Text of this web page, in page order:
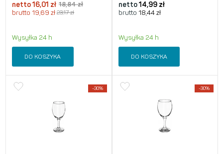
netto16,01 zł 18,84zł
brutto 19,69 zł 23,17zł
Wysyłka 24 h
DO KOSZYKA
netto 14,99 zł
brutto 18,44 zł
Wysyłka 24 h
DO KOSZYKA
-30% -30%